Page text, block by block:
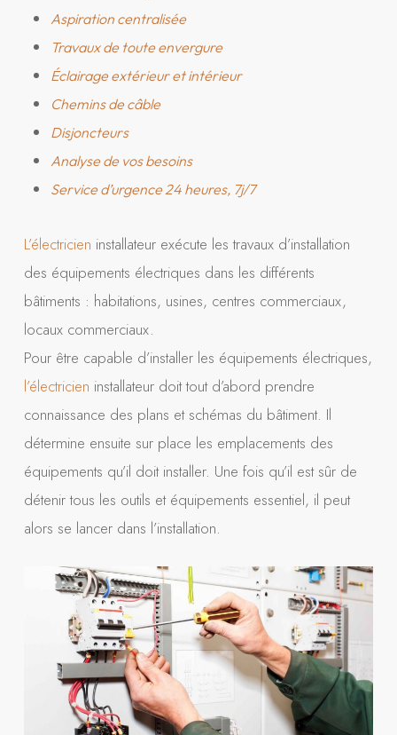
Aspiration centralisée
Travaux de toute envergure
Éclairage extérieur et intérieur
Chemins de câble
Disjoncteurs
Analyse de vos besoins
Service d’urgence 24 heures, 7j/7
L’électricien installateur exécute les travaux d’installation
des équipements électriques dans les différents
bâtiments : habitations, usines, centres commerciaux,
locaux commerciaux.
Pour être capable d’installer les équipements électriques,
l’électricien installateur doit tout d’abord prendre
connaissance des plans et schémas du bâtiment. Il
détermine ensuite sur place les emplacements des
équipements qu’il doit installer. Une fois qu’il est sûr de
détenir tous les outils et équipements essentiel, il peut
alors se lancer dans l’installation.